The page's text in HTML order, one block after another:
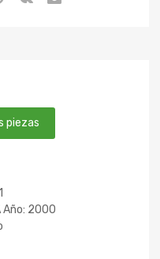
piezas
Año: 2000